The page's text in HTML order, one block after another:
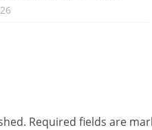
Required fields are